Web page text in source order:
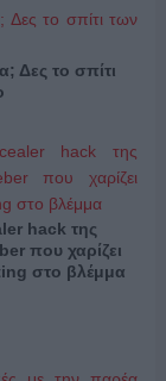
Δες το σπίτι
hack της
που χαρίζει
στο βλέμμα